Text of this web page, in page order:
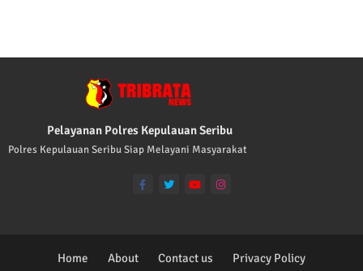
Pelayanan Polres Kepulauan Seribu
Polres Kepulauan Seribu Siap Melayani Masyarakat
Home About Contact us
Privacy Policy